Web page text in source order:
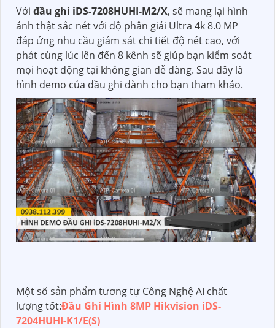
Với đầu ghi iDS-7208HUHI-M2/X, sẽ mang lại hình
ảnh thật sắc nét với độ phân giải Ultra 4k 8.0 MP
đáp ứng nhu cầu giám sát chi tiết độ nét cao, với
phát cùng lúc lên đến 8 kênh sẽ giúp bạn kiểm soát
mọi hoạt động tại không gian dễ dàng. Sau đây là
hình demo của đầu ghi dành cho bạn tham khảo.
Một số sản phẩm tương tự Công Nghệ AI chất
lượng tốt:Đầu Ghi Hình 8MP Hikvision iDS-
7204HUHI-K1/E(S)